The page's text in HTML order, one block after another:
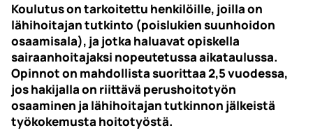
Koulutus on tarkoitettu henkilöille, joilla on
lähihoitajan tutkinto (poislukien suunhoidon
osaamisala), ja jotka haluavat opiskella
sairaanhoitajaksi nopeutetussa aikataulussa.
Opinnot on mahdollista suorittaa 2,5 vuodessa,
jos hakijalla on riittävä perushoitotyön
osaaminen ja lähihoitajan tutkinnon jälkeistä
työkokemusta hoitotyöstä.